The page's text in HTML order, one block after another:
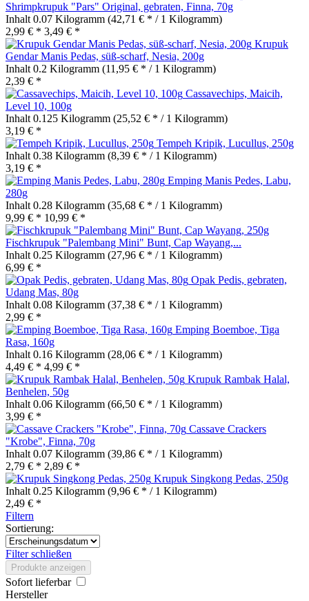
Shrimpkrupuk "Pars" Original, gebraten, Finna, 70g
Inhalt 0.07 Kilogramm (42,71 € * / 1 Kilogramm)
2,99 € * 3,49 € *
Krupuk
Gendar Manis Pedas, süß-scharf, Nesia, 200g
Inhalt 0.2 Kilogramm (11,95 € * / 1 Kilogramm)
2,39 € *
Cassavechips, Maicih,
Level 10, 100g
Inhalt 0.125 Kilogramm (25,52 € * / 1 Kilogramm)
3,19 € *
Tempeh Kripik, Lucullus, 250g
Inhalt 0.38 Kilogramm (8,39 € * / 1 Kilogramm)
3,19 € *
Emping Manis Pedes, Labu,
280g
Inhalt 0.28 Kilogramm (35,68 € * / 1 Kilogramm)
9,99 € * 10,99 € *
Fischkrupuk "Palembang Mini" Bunt, Cap Wayang,...
Inhalt 0.25 Kilogramm (27,96 € * / 1 Kilogramm)
6,99 € *
Opak Pedis, gebraten,
Udang Mas, 80g
Inhalt 0.08 Kilogramm (37,38 € * / 1 Kilogramm)
2,99 € *
Emping Boemboe, Tiga
Rasa, 160g
Inhalt 0.16 Kilogramm (28,06 € * / 1 Kilogramm)
4,49 € * 4,99 € *
Krupuk Rambak Halal,
Benhelen, 50g
Inhalt 0.06 Kilogramm (66,50 € * / 1 Kilogramm)
3,99 € *
Cassave Crackers
"Krobe", Finna, 70g
Inhalt 0.07 Kilogramm (39,86 € * / 1 Kilogramm)
2,79 € * 2,89 € *
Krupuk Singkong Pedas, 250g
Inhalt 0.25 Kilogramm (9,96 € * / 1 Kilogramm)
2,49 € *
Filtern
Sortierung:
Filter schließen
Produkte anzeigen
Sofort lieferbar
Hersteller